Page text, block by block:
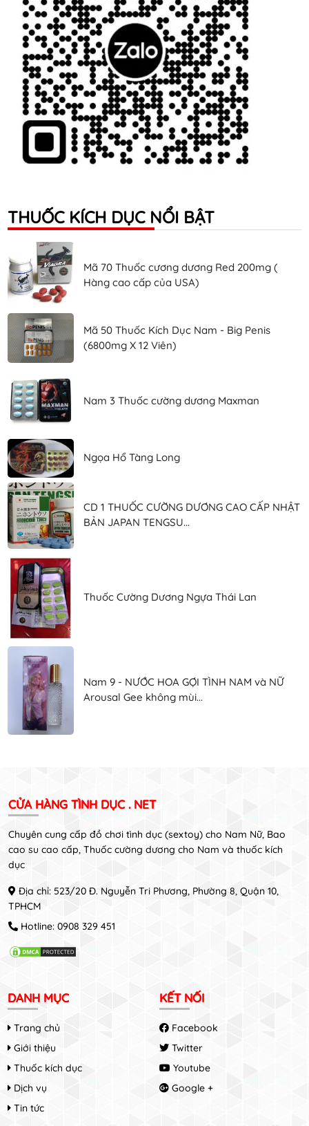
THUỐC KÍCH DỤC NỔI BẬT
Mã 70 Thuốc cương dương Red 200mg (
Hàng cao cấp của USA)
Mã 50 Thuốc Kích Dục Nam - Big Penis
(6800mg X 12 Viên)
Nam 3 Thuốc cường dương Maxman
Ngọa Hổ Tàng Long
CD 1 THUỐC CƯỜNG DƯƠNG CAO CẤP NHẬT
BẢN JAPAN TENGSU...
Thuốc Cường Dương Ngựa Thái Lan
Nam 9 - NƯỚC HOA GỢI TÌNH NAM và NỮ
Arousal Gee không mùi...
CỬA HÀNG TÌNH DỤC . NET
Chuyên cung cấp đồ chơi tình dục (sextoy) cho Nam Nữ, Bao
cao su cao cấp, Thuốc cường dương cho Nam và thuốc kích
dục
Địa chỉ: 523/20 Đ. Nguyễn Tri Phương, Phường 8, Quận 10,
TPHCM
Hotline: 0908 329 451
DANH MỤC
Trang chủ
Giới thiệu
Thuốc kích dục
Dịch vụ
Tin tức
KẾT NỐI
Facebook
Twitter
Youtube
Google +